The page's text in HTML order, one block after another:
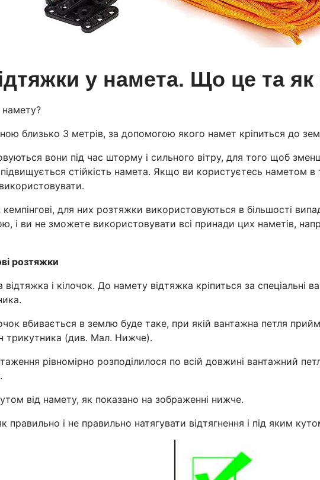
у намета. Що це та як
близько 3 метрів, за допомогою якого намет кріпиться до
вони під час шторму і сильного вітру, для того щоб
стійкість намета. Якщо ви користуєтесь наметом в
для них розтяжки використовуються в більшості
і ви не зможете використовувати всі принади цих наметів,
розтяжки
і кілочок. До намету відтяжка кріпиться за спеціальні
вбивається в землю буде таке, при якій вантажна петля
трикутника (див. Мал. Нижче).
рівномірно розподілилося по всій довжині вантажний
від намету, як показано на зображенні нижче.
і не правильно натягувати відтягнення і під яким